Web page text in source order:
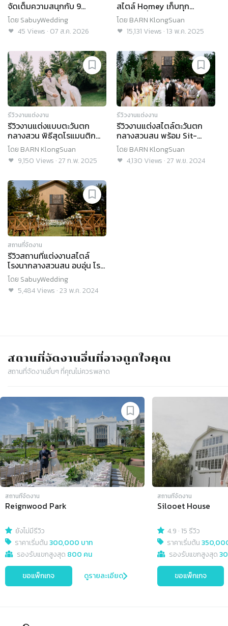
จัดเต็มความสนุกกับ 9
กิจกรรมเอนเตอร์เทนแขก @
BARN KlongSuan
โดย SabuyWedding
45 Views · 07 ส.ค. 2026
สไตล์ Homey เก็บทุก
โมเมนต์ที่ออกแบบด้วยหัวใจ
@BARN KlongSuan
โดย BARN KlongSuan
15,131 Views ·13 พ.ค. 2025
รีวิวงานแต่งงาน
รีวิวงานแต่งแบบตะวันตก
กลางสวน พิธีสุดโรแมนติก
กิมมิกเพียบ! @BARN
KlongSuan
โดย BARN KlongSuan
9,150 Views ·27 ก.พ. 2025
รีวิวงานแต่งงาน
รีวิวงานแต่งสไตล์ตะวันตก
กลางสวนสน พร้อม Sit-
down Dinner ในโรงนาสุด
อบอุ่น @BARN Klongsuan
โดย BARN KlongSuan
4,130 Views ·27 พ.ย. 2024
สถานที่จัดงาน
รีวิวสถานที่แต่งงานสไตล์
โรงนากลางสวนสน อบอุ่น โร
แมนติกเหมือนอยู่เมืองนอก
@BARN KlongSuan
โดย SabuyWedding
5,484Views ·23 พ.ค. 2024
สถานที่จัดงานอื่นที่อาจถูกใจคุณ
สถานที่จัดงานอื่นๆ ที่คุณไม่ควรพลาด
Slide 1 of 4
สถานที่จัดงาน
Reignwood Park
ยังไม่มีรีวิว
ราคาเริ่มต้น300,000 บาท
รองรับแขกสูงสุด 800 คน
ขอแพ็กเกจ ดูรายละเอียด
สถานที่จัดงาน
Silooet House
4.9 ·15 รีวิว
ราคาเริ่มต้น
รองรับแขกสูงสุด
ขอแพ็กเกจ